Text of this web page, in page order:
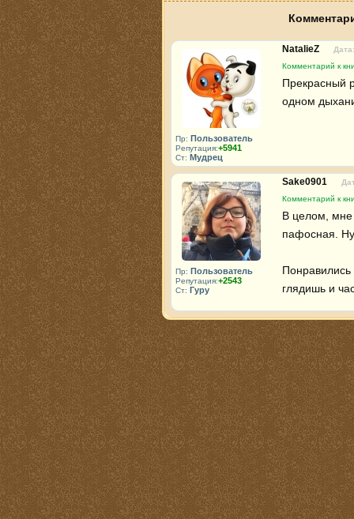
Пр: Пользователь
Репутация:+5941
Ст: Мудрец
NatalieZ
Комментарий к
Прекрасный
одном
Пр: Пользователь
Репутация:+2543
Ст: Гуру
Sake0901
Комментарий к
В целом, мне
пафосная.
глядишь и